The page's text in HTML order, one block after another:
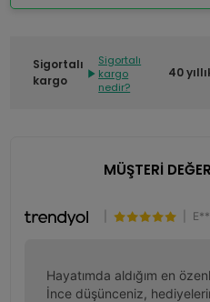
Sigortalı
kargo
Sigortalı
kargo
nedir?
40
MÜŞTERİ
Hayatımda aldığım en
İnce düşünceniz,